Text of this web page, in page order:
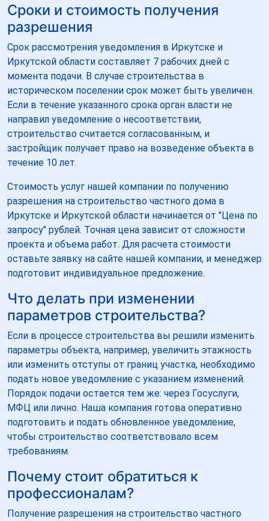
Сроки и стоимость получения
разрешения
Срок рассмотрения уведомления в Иркутске и
Иркутской области составляет 7 рабочих дней с
момента подачи. В случае строительства в
историческом поселении срок может быть увеличен.
Если в течение указанного срока орган власти не
направил уведомление о несоответствии,
строительство считается согласованным, и
застройщик получает право на возведение объекта в
течение 10 лет.
Стоимость услуг нашей компании по получению
разрешения на строительство частного дома в
Иркутске и Иркутской области начинается от "Цена по
запросу" рублей. Точная цена зависит от сложности
проекта и объема работ. Для расчета стоимости
оставьте заявку на сайте нашей компании, и менеджер
подготовит индивидуальное предложение.
Что делать при изменении
параметров строительства?
Если в процессе строительства вы решили изменить
параметры объекта, например, увеличить этажность
или изменить отступы от границ участка, необходимо
подать новое уведомление с указанием изменений.
Порядок подачи остается тем же: через Госуслуги,
МФЦ или лично. Наша компания готова оперативно
подготовить и подать обновленное уведомление,
чтобы строительство соответствовало всем
требованиям.
Почему стоит обратиться к
профессионалам?
Получение разрешения на строительство частного